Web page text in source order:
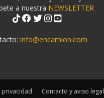
a nuestra NEWSLETTER
info@encamion.com
privacidad Contacto y aviso legal